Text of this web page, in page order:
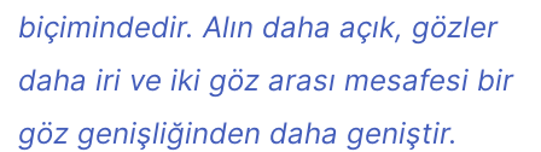
biçimindedir. Alın daha açık, gözler
daha iri ve iki göz arası mesafesi bir
göz genişliğinden daha geniştir.